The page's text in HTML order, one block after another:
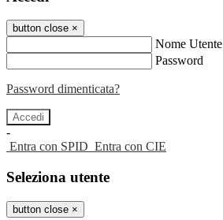
button close ×
Nome Utente
Password
Password dimenticata?
-
Entra con SPID Entra con CIE
Seleziona utente
button close ×